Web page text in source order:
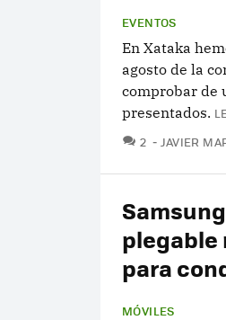
EVENTOS
En Xataka
agosto de la
comprobar de
presentados.
2
JAVIER
plegable
para
MÓVILES